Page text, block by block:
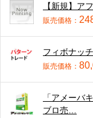
【新規】ア
販売価格：
フィボナッ
販売価格：
「アメーバ
ブロ売…